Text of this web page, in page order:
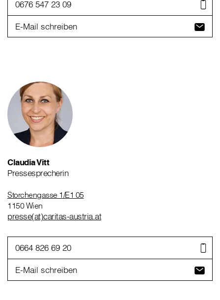
0676 547 23 09
E-Mail schreiben
Claudia Vitt
Pressesprecherin
Storchengasse 1/E1 05
1150 Wien
presse(at)caritas-austria.at
0664 826 69 20
E-Mail schreiben